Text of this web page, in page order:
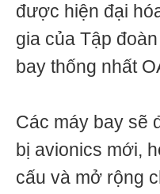
được hiện đại
gia của Tập
bay thống nhất
Các máy bay sẽ
bị avionics mới,
cấu và mở rộng